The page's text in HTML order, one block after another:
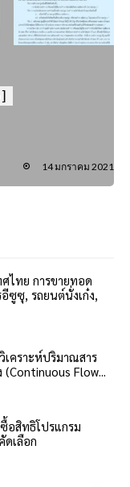
14 มกราคม 2021
ไทย การขายทอด
ซูซุ, รถยนต์นั่งเก๋ง,
เคราะห์ปริมาณสาร
Flow...
อสิทธิโปรแกรม
ดเลือก